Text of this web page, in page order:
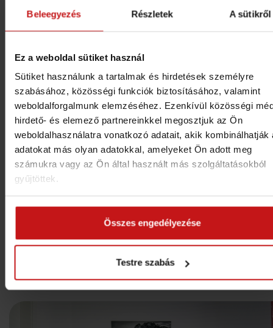
Beleegyezés Részletek A sütikről
Ez a weboldal sütiket használ
Sütiket használunk a tartalmak és hirdetések személyre
szabásához, közösségi funkciók biztosításához, valamint
weboldalforgalmunk elemzéséhez. Ezenkívül közösségi
hirdető- és elemező partnereinkkel megosztjuk az Ön
weboldalhasználatra vonatkozó adatait, akik kombinálhatják
adatokat más olyan adatokkal, amelyeket Ön adott meg
számukra vagy az Ön által használt más szolgáltatásokból
gyűjtöttek.
Összes engedélyezése
Testre szabás